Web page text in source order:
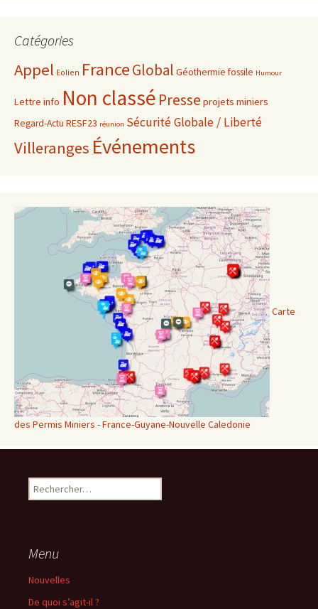
Catégories
Appel Eolien FranceGlobal Géothermie fossile Humour
Lettre info Non classé Presse projets miniers
Regard-Actu RESF23 réunion Sécurité Globale / Liberté
Villeranges Événements
Carte
des Permis Miniers - France-Guyane-Nouvelle Caledonie
Rechercher :
Menu
Nouvelles
De quoi s’agit-il ?